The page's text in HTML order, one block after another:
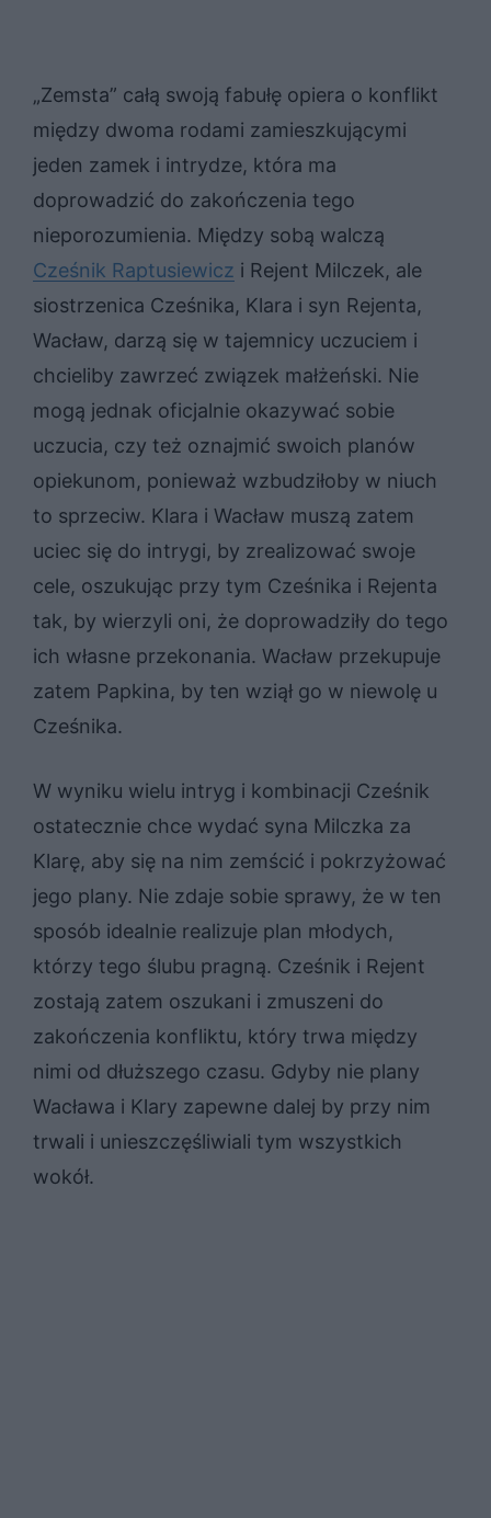
„Zemsta” całą swoją fabułę opiera o konflikt
między dwoma rodami zamieszkującymi
jeden zamek i intrydze, która ma
doprowadzić do zakończenia tego
nieporozumienia. Między sobą walczą
Cześnik Raptusiewicz i Rejent Milczek, ale
siostrzenica Cześnika, Klara i syn Rejenta,
Wacław, darzą się w tajemnicy uczuciem i
chcieliby zawrzeć związek małżeński. Nie
mogą jednak oficjalnie okazywać sobie
uczucia, czy też oznajmić swoich planów
opiekunom, ponieważ wzbudziłoby w niuch
to sprzeciw. Klara i Wacław muszą zatem
uciec się do intrygi, by zrealizować swoje
cele, oszukując przy tym Cześnika i Rejenta
tak, by wierzyli oni, że doprowadziły do tego
ich własne przekonania. Wacław przekupuje
zatem Papkina, by ten wziął go w niewolę u
Cześnika.
W wyniku wielu intryg i kombinacji Cześnik
ostatecznie chce wydać syna Milczka za
Klarę, aby się na nim zemścić i pokrzyżować
jego plany. Nie zdaje sobie sprawy, że w ten
sposób idealnie realizuje plan młodych,
którzy tego ślubu pragną. Cześnik i Rejent
zostają zatem oszukani i zmuszeni do
zakończenia konfliktu, który trwa między
nimi od dłuższego czasu. Gdyby nie plany
Wacława i Klary zapewne dalej by przy nim
trwali i unieszczęśliwiali tym wszystkich
wokół.